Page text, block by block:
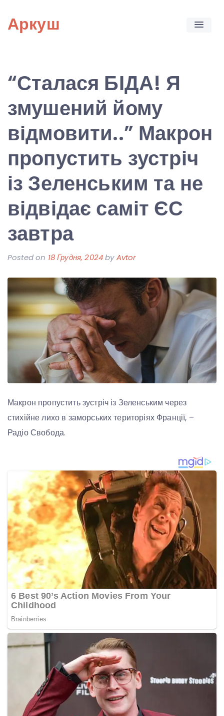
content
Аркуш
“Сталася БІДА! Я
змушений йому
відмовити..” Макрон
пропустить зустріч
із Зеленським та не
відвідає саміт ЄС
завтра
Posted on 18 Грудня, 2024byAvtor
Макрон пропустить зустріч із Зеленським через
стихійне лихо в заморських територіях Франції, –
Радіо Свобода.